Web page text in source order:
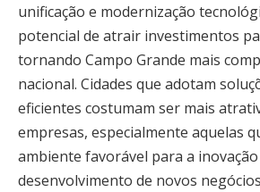
unificação e modernização
potencial de atrair investimentos
tornando Campo Grande mais
nacional. Cidades que adotam
eficientes costumam ser mais
empresas, especialmente aquelas
ambiente favorável para a
desenvolvimento de novos